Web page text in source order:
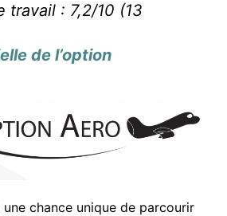
travail : 7,2/10 (13
de l’option
une chance unique de parcourir